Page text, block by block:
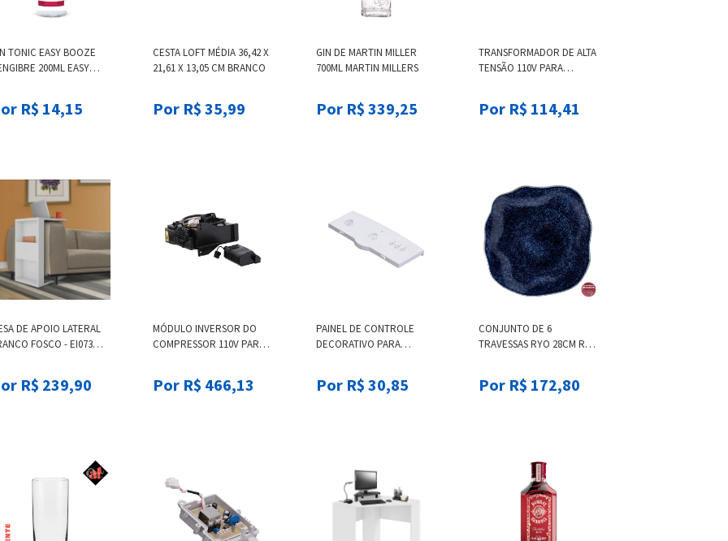
TONIC EASY BOOZE
200ML EASY
R$ 14,15
CESTA LOFT MÉDIA 36,42 X
21,61 X 13,05 CM BRANCO
Por R$ 35,99
GIN DE MARTIN MILLER
700ML MARTIN MILLERS
Por R$ 339,25
TRANSFORMADOR DE ALTA
TENSÃO 110V PARA
Por R$ 114,41
DE APOIO LATERAL
FOSCO - EI073
R$ 239,90
MÓDULO INVERSOR DO
COMPRESSOR 110V PARA
Por R$ 466,13
PAINEL DE CONTROLE
DECORATIVO PARA
W11372063
Por R$ 30,85
CONJUNTO DE 6
TRAVESSAS RYO 28CM RYO
Por R$ 172,80